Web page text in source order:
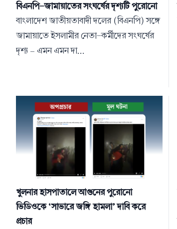
বিএনপি-জামায়াতের সংঘর্ষের দৃশ্যটি পুরোনো
বাংলাদেশ জাতীয়তাবাদী দলের (বিএনপি) সঙ্গে
জামায়াতে ইসলামীর নেতা-কর্মীদের সংঘর্ষের
দৃশ্য – এমন এমন দা...
খুলনার হাসপাতালে আগুনের পুরোনো
ভিডিওকে ‘সাভারে জঙ্গি হামলা’ দাবি করে
প্রচার